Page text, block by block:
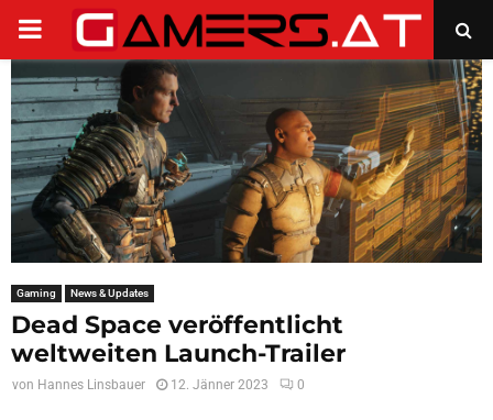
PRIMARY
MENU
Gaming News & Updates
Dead Space veröffentlicht
weltweiten Launch-Trailer
von Hannes Linsbauer 12. Jänner 2023 0